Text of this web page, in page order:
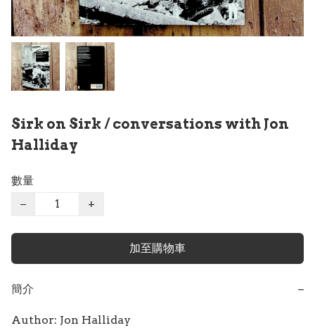
Sirk on Sirk / conversations with Jon
Halliday
數量
−
+
加至購物車
簡介 −
Author: Jon Halliday